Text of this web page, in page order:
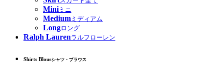
Miniミニ
Medium ミディアム
Longロング
Ralph Laurenラルフローレン
Shirts Blousシャツ・ブラウス